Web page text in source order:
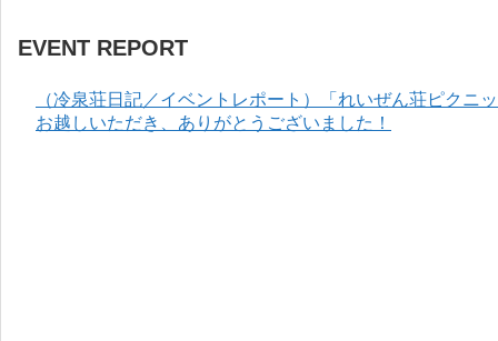
EVENT REPORT
（冷泉荘日記／イベントレポート）「れいぜん荘ピクニ
お越しいただき、ありがとうございました！